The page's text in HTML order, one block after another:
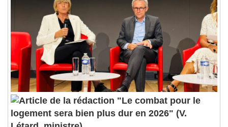
"Le combat pour le
logement sera bien plus dur en 2026" (V.